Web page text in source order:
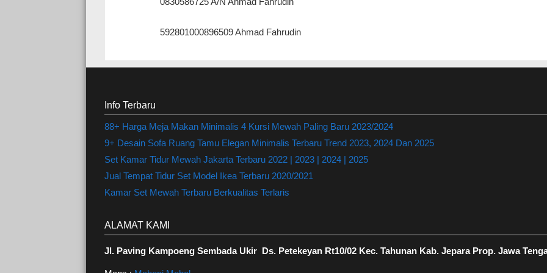
592801000896509 Ahmad Fahrudin
Info Terbaru
88+ Harga Meja Makan Minimalis 4 Kursi Mewah Paling Baru 2023/2024
9+ Desain Sofa Ruang Tamu Elegan Minimalis Terbaru Trend 2023, 2024 Dan 2025
Set Kamar Tidur Mewah Jakarta Terbaru 2022 | 2023 | 2024 | 2025
Jual Tempat Tidur Set Model Ikea Terbaru 2020/2021
Kamar Set Mewah Terbaru Berkualitas Terlaris
ALAMAT KAMI
Jl. Paving Kampoeng Sembada Ukir Ds. Petekeyan Rt10/02 Kec. Tahunan Kab. Jepara Prop. Jawa